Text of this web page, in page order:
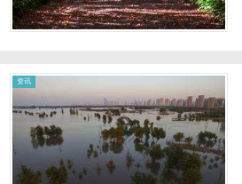
资讯